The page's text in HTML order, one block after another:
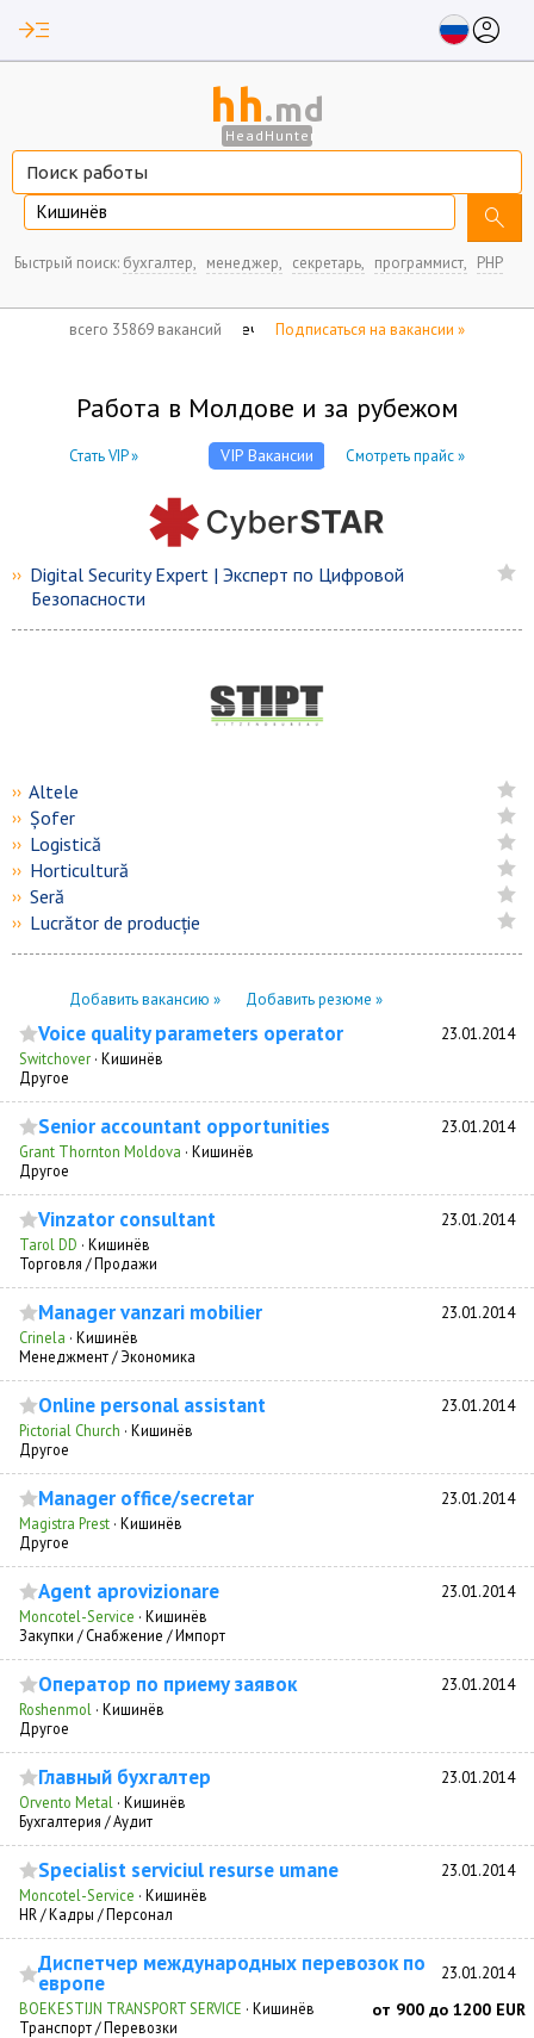
read_more account_circle
hh.md
HeadHunter
Кишинёв search
Быстрый поиск: бухгалтер, менеджер, секретарь, программист, PHP
всего 35869 вакансий Подписаться на вакансии »
нет отмеченных вакансий
Работа в Молдове и за рубежом
Стать VIP » Смотреть прайс »
VIP Вакансии
›› Digital Security Expert | Эксперт по Цифровой
Безопасности
›› Altele
›› Șofer
›› Logistică
›› Horticultură
›› Seră
›› Lucrător de producție
Добавить вакансию » Добавить резюме »
Voice quality parameters operator 23.01.2014
Switchover · Кишинёв
Другое
Senior accountant opportunities 23.01.2014
Grant Thornton Moldova · Кишинёв
Другое
Vinzator consultant 23.01.2014
Tarol DD · Кишинёв
Торговля / Продажи
Manager vanzari mobilier 23.01.2014
Crinela · Кишинёв
Менеджмент / Экономика
Online personal assistant 23.01.2014
Pictorial Church · Кишинёв
Другое
Manager office/secretar 23.01.2014
Magistra Prest · Кишинёв
Другое
Agent aprovizionare 23.01.2014
Moncotel-Service · Кишинёв
Закупки / Снабжение / Импорт
Оператор по приему заявок 23.01.2014
Roshenmol · Кишинёв
Другое
Главный бухгалтер 23.01.2014
Orvento Metal · Кишинёв
Бухгалтерия / Аудит
Specialist serviciul resurse umane 23.01.2014
Moncotel-Service · Кишинёв
HR / Кадры / Персонал
Диспетчер международных перевозок по
европе 23.01.2014
BOEKESTIJN TRANSPORT SERVICE · Кишинёв от 900 до 1200 EUR
Транспорт / Перевозки